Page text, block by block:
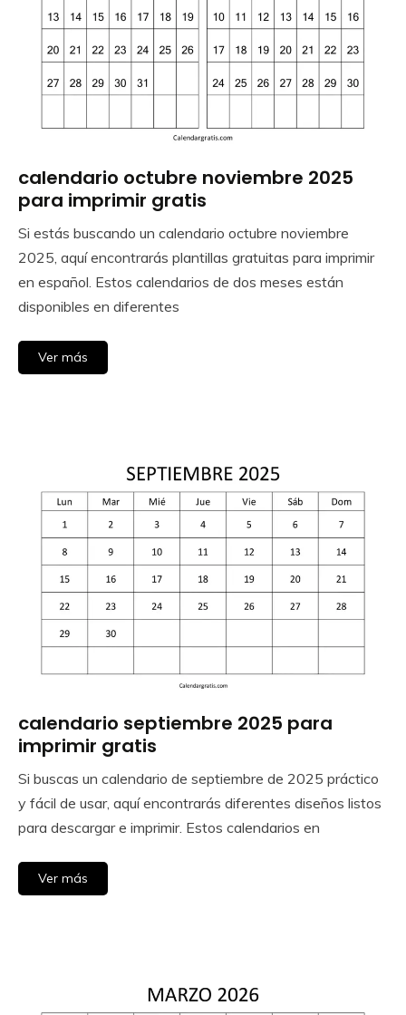
Calendar
Gratis
calendario octubre noviembre 2025
para imprimir gratis
September
2025
Calendar
Si estás buscando un calendario octubre noviembre
2025, aquí encontrarás plantillas gratuitas para imprimir
en español. Estos calendarios de dos meses están
disponibles en diferentes
Ver más
Calendar
Gratis
calendario septiembre 2025 para
imprimir gratis
August
29,
2025
Calendar
Si buscas un calendario de septiembre de 2025 práctico
y fácil de usar, aquí encontrarás diferentes diseños listos
para descargar e imprimir. Estos calendarios en
Ver más